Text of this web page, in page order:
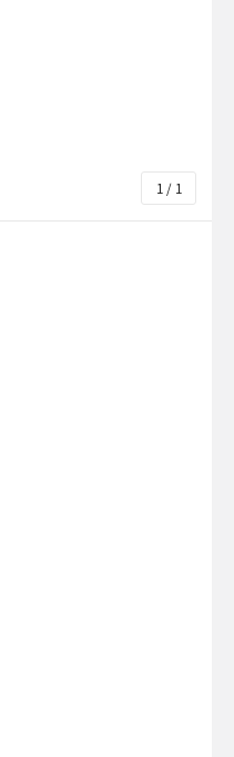
1 / 1